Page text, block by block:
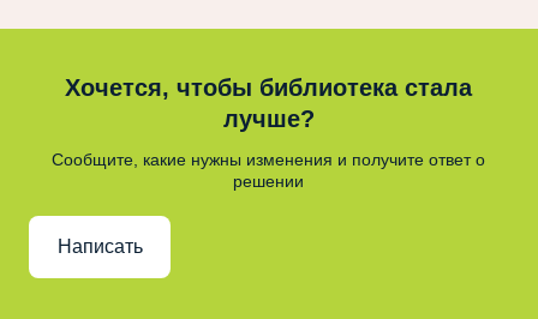
Хочется, чтобы библиотека стала
лучше?
Сообщите, какие нужны изменения и получите ответ о
решении
Написать